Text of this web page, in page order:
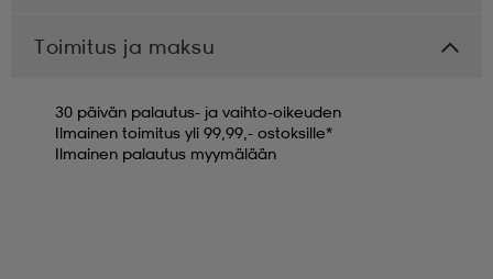
Toimitus ja maksu
30 päivän palautus- ja vaihto-oikeuden
Ilmainen toimitus yli 99,99,- ostoksille*
Ilmainen palautus myymälään